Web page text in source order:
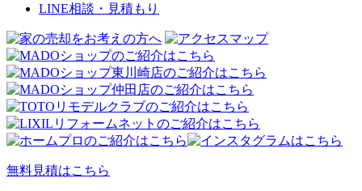
LINE相談・見積もり
無料見積はこちら